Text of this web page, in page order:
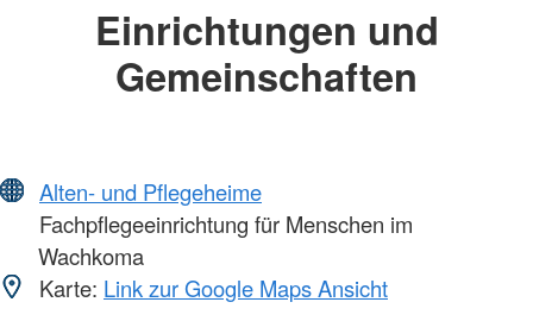
Einrichtungen und
Gemeinschaften
Alten- und Pflegeheime
Fachpflegeeinrichtung für Menschen im
Wachkoma
Karte: Link zur Google Maps Ansicht